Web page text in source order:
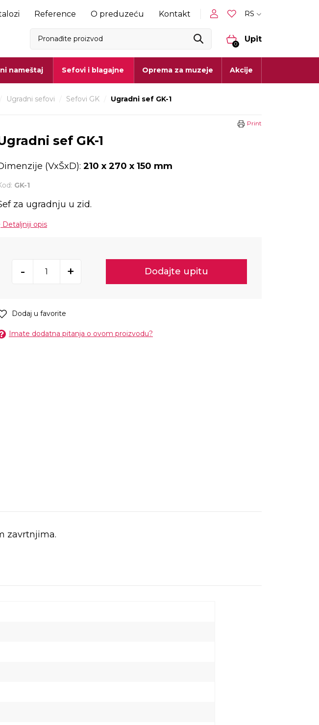
Reference O preduzeću Kontakt RS
0
Upit
nameštaj Sefovi i blagajne Oprema za muzeje Akcije
Ugradni sefovi Sefovi GK Ugradni sef GK-1
Print
sef GK-1
(VxŠxD): 210 x 270 x 150 mm
GK-1
za ugradnju u zid.
Detaljniji opis
- + Dodajte upitu
Dodaj u favorite
Imate dodatna pitanja o ovom proizvodu?
zavrtnjima.